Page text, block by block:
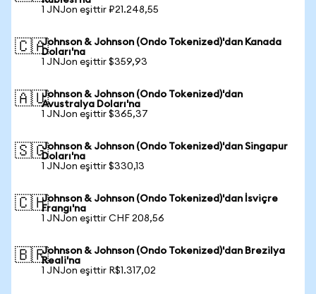
1 JNJon eşittir ₽21.248,55
🇨🇦Johnson & Johnson (Ondo Tokenized)'dan Kanada
Doları'na
1 JNJon eşittir $359,93
🇦🇺Johnson & Johnson (Ondo Tokenized)'dan
Avustralya Doları'na
1 JNJon eşittir $365,37
🇸🇬Johnson & Johnson (Ondo Tokenized)'dan Singapur
Doları'na
1 JNJon eşittir $330,13
🇨🇭Johnson & Johnson (Ondo Tokenized)'dan İsviçre
Frangı'na
1 JNJon eşittir CHF 208,56
🇧🇷Johnson & Johnson (Ondo Tokenized)'dan Brezilya
Reali'na
1 JNJon eşittir R$1.317,02